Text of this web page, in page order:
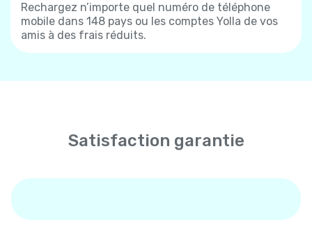
Rechargez n’importe quel numéro de téléphone
mobile dans 148 pays ou les comptes Yolla de vos
amis à des frais réduits.
Satisfaction garantie